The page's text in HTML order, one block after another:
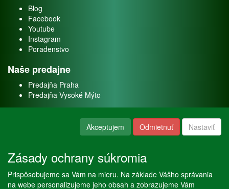
Blog
Facebook
Youtube
Instagram
Poradenstvo
Naše predajne
Predajňa Praha
Predajňa Vysoké Mýto
Naše služby
Servis
Predaj akváriových rýb
Akceptujem Odmietnuť Nastaviť
Zásady ochrany súkromia
Prispôsobujeme sa Vám na mieru. Na základe Vášho správania
na webe personalizujeme jeho obsah a zobrazujeme Vám